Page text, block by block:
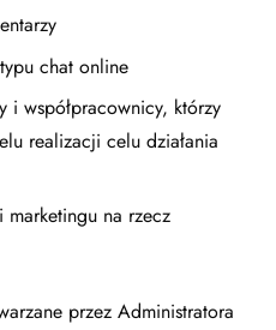
chat online
i współpracownicy, którzy
realizacji celu działania
marketingu na rzecz
przez Administratora